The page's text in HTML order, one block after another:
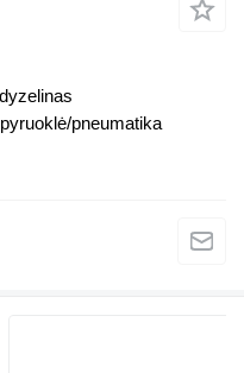
dyzelinas
pneumatika